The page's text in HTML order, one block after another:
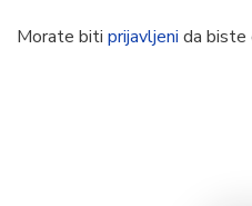
Morate biti prijavljeni da biste